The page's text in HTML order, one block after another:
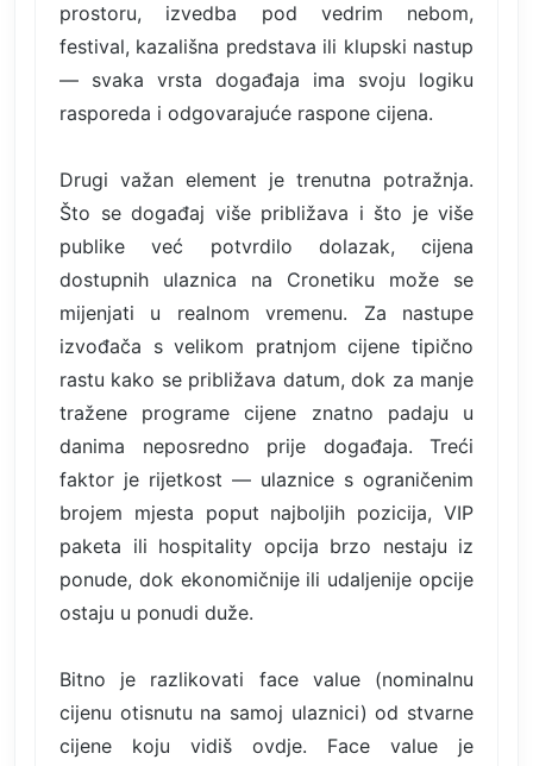
prostoru, izvedba pod vedrim nebom,
festival, kazališna predstava ili klupski nastup
— svaka vrsta događaja ima svoju logiku
rasporeda i odgovarajuće raspone cijena.
Drugi važan element je trenutna potražnja.
Što se događaj više približava i što je više
publike već potvrdilo dolazak, cijena
dostupnih ulaznica na Cronetiku može se
mijenjati u realnom vremenu. Za nastupe
izvođača s velikom pratnjom cijene tipično
rastu kako se približava datum, dok za manje
tražene programe cijene znatno padaju u
danima neposredno prije događaja. Treći
faktor je rijetkost — ulaznice s ograničenim
brojem mjesta poput najboljih pozicija, VIP
paketa ili hospitality opcija brzo nestaju iz
ponude, dok ekonomičnije ili udaljenije opcije
ostaju u ponudi duže.
Bitno je razlikovati face value (nominalnu
cijenu otisnutu na samoj ulaznici) od stvarne
cijene koju vidiš ovdje. Face value je